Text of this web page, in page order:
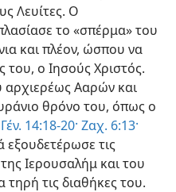
Λευίτες. Ο
το «σπέρμα» του
και πλέον, ώσπου να
ο Ιησούς Χριστός.
αρχιερέως Ααρών και
θρόνο του, όπως ο
Γέν. 14:18-20· Ζαχ. 6:13·
εξουδετέρωσε τις
Ιερουσαλήμ και του
τηρή τις διαθήκες του.